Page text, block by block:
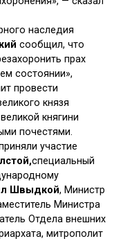
наследия
сообщил, что
прах
состоянии»,
провести
князя
княгини
почестями.
участие
специальный
Швыдкой, Министр
Министра
Отдела внешних
митрополит